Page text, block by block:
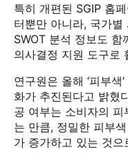
특히 개편된 SGIP 홈
터뿐만 아니라, 국가
SWOT 분석 정보도 함
의사결정 지원 도구로
연구원은 올해 ‘피부
화가 추진된다고 밝혔
공 여부는 소비자의
는 만큼, 정밀한 피부
가 증가하고 있는 것으